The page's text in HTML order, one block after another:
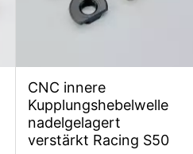
CNC innere
Kupplungshebelwelle
nadelgelagert
verstärkt Racing S50